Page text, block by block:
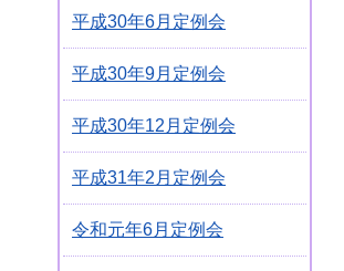
平成30年6月定例会
平成30年9月定例会
平成30年12月定例会
平成31年2月定例会
令和元年6月定例会